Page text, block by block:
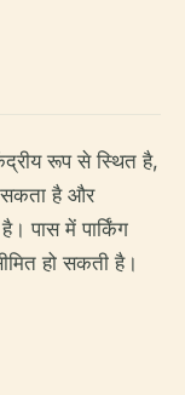
रूप से स्थित है,
है और
पास में पार्किंग
हो सकती है।